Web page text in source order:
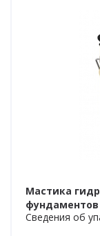
Мастика
фундаментов
Сведения об